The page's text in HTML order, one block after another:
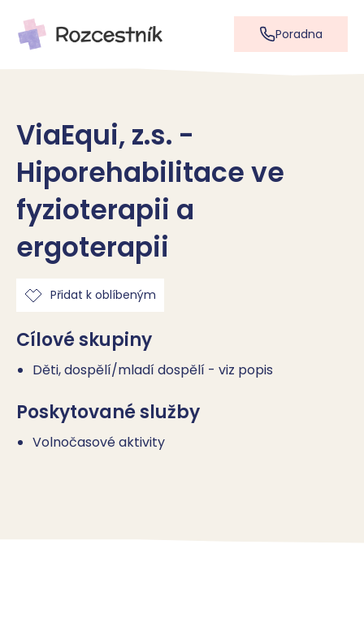
Poradna
ViaEqui, z.s. -
Hiporehabilitace ve
fyzioterapii a
ergoterapii
Přidat k oblíbeným
Cílové skupiny
Děti, dospělí/mladí dospělí - viz popis
Poskytované služby
Volnočasové aktivity